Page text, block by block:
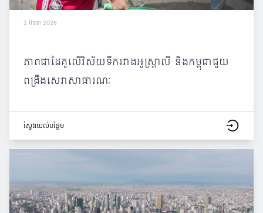
2 មិថុនា 2026
ភាពជាដៃគូលើវិស័យទឹករវាងអូស្ត្រាលី និងកម្ពុជាជួយ
ពង្រឹងសេវាសាធារណៈ
ស្វែង​យល់​បន្ថែម